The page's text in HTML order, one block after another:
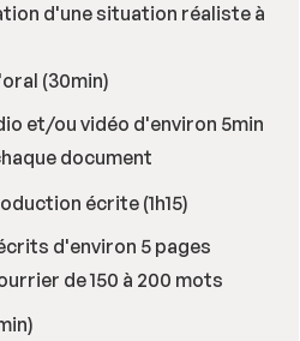
d'une situation réaliste à
(30min)
et/ou vidéo d'environ 5min
document
écrite (1h15)
d'environ 5 pages
de 150 à 200 mots